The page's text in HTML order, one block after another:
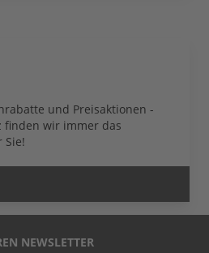
und Preisaktionen -
finden wir immer das
Sie!
NEWSLETTER